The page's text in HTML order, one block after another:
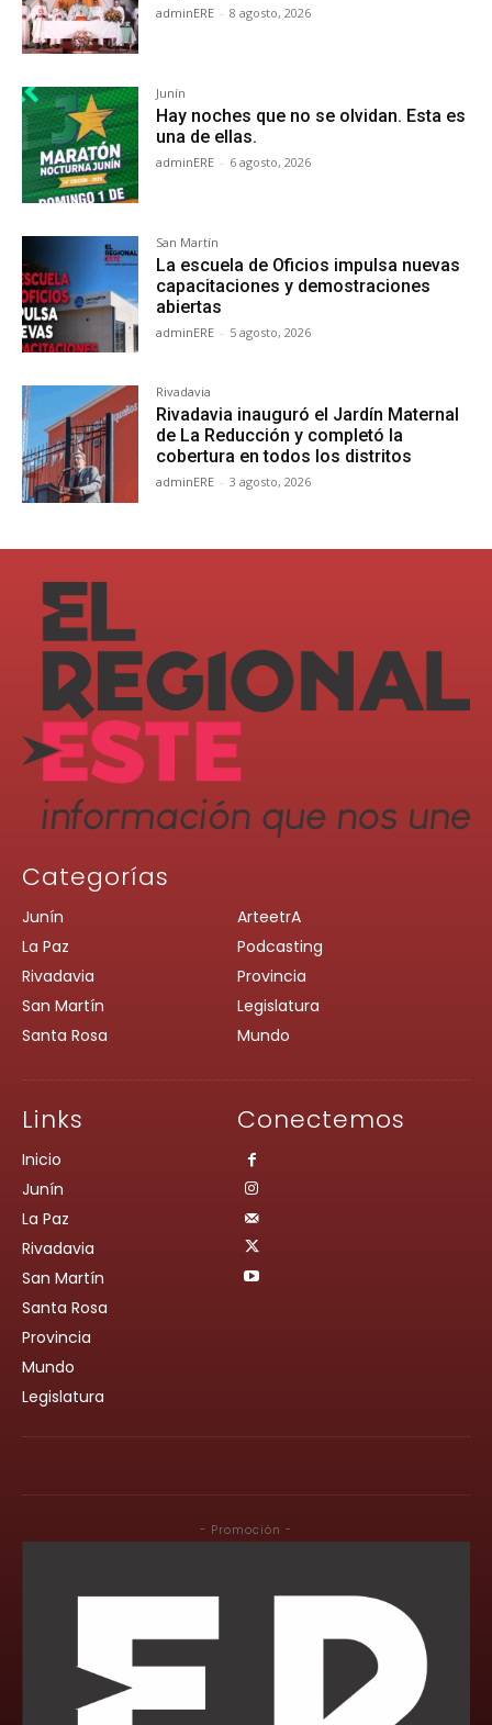
adminERE - 8 agosto, 2026
Junín
Hay noches que no se olvidan. Esta es
una de ellas.
adminERE - 6 agosto, 2026
San Martín
La escuela de Oficios impulsa nuevas
capacitaciones y demostraciones
abiertas
adminERE - 5 agosto, 2026
Rivadavia
Rivadavia inauguró el Jardín Maternal
de La Reducción y completó la
cobertura en todos los distritos
adminERE - 3 agosto, 2026
Categorías
Junín
La Paz
Rivadavia
San Martín
Santa Rosa
ArteetrA
Podcasting
Provincia
Legislatura
Mundo
Links
Inicio
Junín
La Paz
Rivadavia
San Martín
Santa Rosa
Provincia
Mundo
Legislatura
Conectemos
- Promoción -